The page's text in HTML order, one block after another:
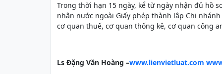
Trong thời hạn 15 ngày, kể từ ngày nhận đủ hồ
nhân nước ngoài Giấy phép thành lập Chi
cơ quan thuế, cơ quan thống kê, cơ quan công
Ls Đặng Văn Hoàng –www.lienvietluat.com